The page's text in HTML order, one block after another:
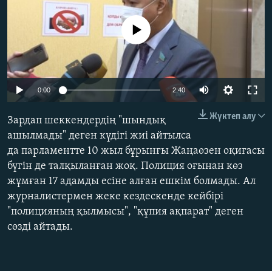
ЖАЗЫЛЫҢЫЗ
Басқа тілдерде
No media source currently available
0:00 2:40
480p
1080p
Жүктеп алу
Зардап шеккендердің "шындық
ашылмады" деген күдігі жиі айтылса
да парламентте 10 жыл бұрынғы Жаңаөзен оқиғасы
бүгін де талқыланған жоқ. Полиция оғынан көз
жұмған 17 адамды есіне алған ешкім болмады. Ал
журналистермен жеке кездескенде кейбірі
"полицияның қылмысы", "құпия ақпарат" деген
сөзді айтады.